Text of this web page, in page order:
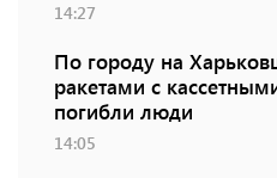
14:27
По городу на
ракетами с
погибли люди
14:05